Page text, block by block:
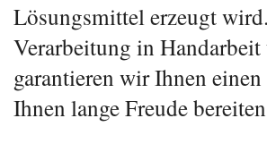
Lösungsmittel erzeugt
Verarbeitung in
garantieren wir Ihnen
Ihnen lange Freude